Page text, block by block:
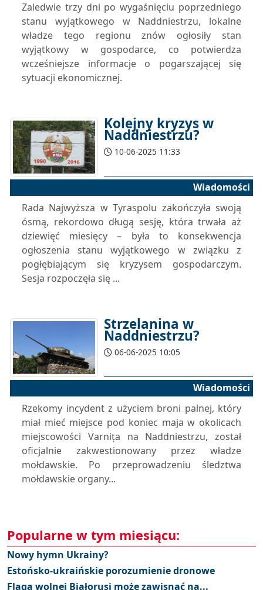
Zaledwie trzy dni po wygaśnięciu poprzedniego
stanu wyjątkowego w Naddniestrzu, lokalne
władze tego regionu znów ogłosiły stan
wyjątkowy w gospodarce, co potwierdza
wcześniejsze informacje o pogarszającej się
sytuacji ekonomicznej.
Kolejny kryzys w
Naddniestrzu?
10-06-2025 11:33
Wiadomości
Rada Najwyższa w Tyraspolu zakończyła swoją
ósmą, rekordowo długą sesję, która trwała aż
dziewięć miesięcy – była to konsekwencja
ogłoszenia stanu wyjątkowego w związku z
pogłębiającym się kryzysem gospodarczym.
Sesja rozpoczęła się ...
Strzelanina w
Naddniestrzu?
06-06-2025 10:05
Wiadomości
Rzekomy incydent z użyciem broni palnej, który
miał mieć miejsce pod koniec maja w okolicach
miejscowości Varnița na Naddniestrzu, został
oficjalnie zakwestionowany przez władze
mołdawskie. Po przeprowadzeniu śledztwa
mołdawskie organy...
Popularne w tym miesiącu:
Nowy hymn Ukrainy?
Estońsko-ukraińskie porozumienie dronowe
Flaga wolnej Białorusi może zawisnąć na...